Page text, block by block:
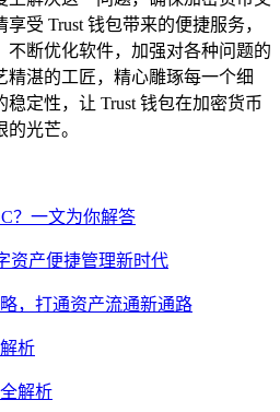
受 Trust 钱包带来的便捷服务，
不断优化软件，加强对各种问题的
精湛的工匠，精心雕琢每一个细
定性，让 Trust 钱包在加密货币
光芒。
？一文为你解答
资产便捷管理新时代
，打通资产流通新通路
析
解析